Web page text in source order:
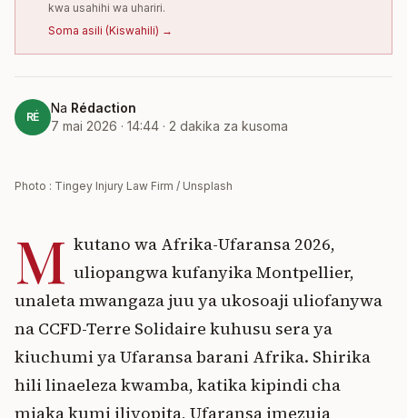
kwa usahihi wa uhariri.
Soma asili (Kiswahili) →
RÉ
Na Rédaction
7 mai 2026 · 14:44 · 2 dakika za kusoma
Photo : Tingey Injury Law Firm / Unsplash
M kutano wa Afrika-Ufaransa 2026,
uliopangwa kufanyika Montpellier,
unaleta mwangaza juu ya ukosoaji uliofanywa
na CCFD-Terre Solidaire kuhusu sera ya
kiuchumi ya Ufaransa barani Afrika. Shirika
hili linaeleza kwamba, katika kipindi cha
miaka kumi iliyopita, Ufaransa imezuia